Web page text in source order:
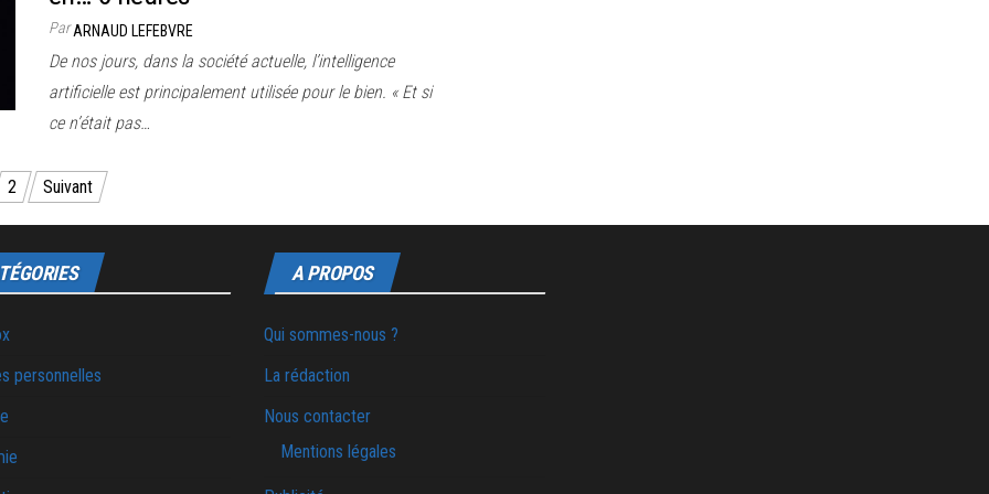
ParARNAUD LEFEBVRE
De nos jours, dans la société actuelle, l’intelligence
artificielle est principalement utilisée pour le bien. « Et si
ce n’était pas…
2 Suivant
personnelles
A PROPOS
Qui sommes-nous ?
La rédaction
Nous contacter
Mentions légales